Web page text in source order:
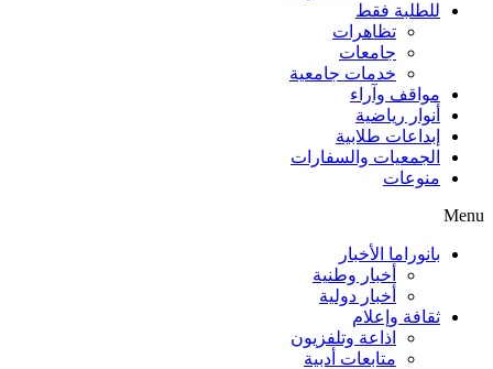
للطلبة فقط
تظاهرات
جامعات
خدمات جامعية
مواقف وآراء
أنوار رياضية
إبداعات طلابية
الجمعيات والسفارات
منوعات
Menu
بانوراما الأخبار
أخبار وطنية
أخبار دولية
ثقافة وإعلام
اذاعة وتلفزيون
متابعات أدبية